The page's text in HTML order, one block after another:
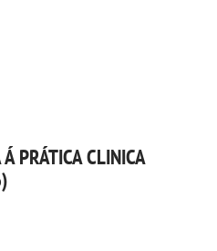
PRÁTICA CLINICA